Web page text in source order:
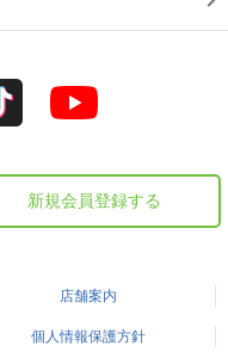
新規会員登録する
店舗案内
個人情報保護方針